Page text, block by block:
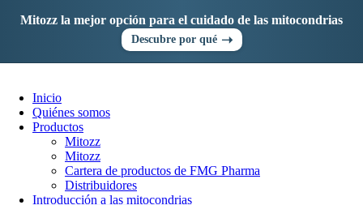
Mitozz la mejor opción para el cuidado de las mitocondrias
Descubre por qué ➝
Inicio
Quiénes somos
Productos
Mitozz
Mitozz
Cartera de productos de FMG Pharma
Distribuidores
Introducción a las mitocondrias